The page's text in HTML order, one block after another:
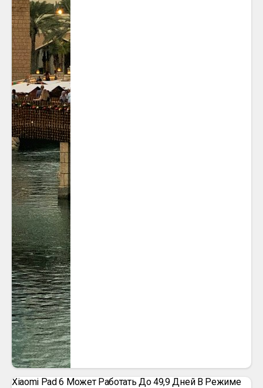
Xiaomi Pad 6 Может Работать До 49,9 Дней В Режиме